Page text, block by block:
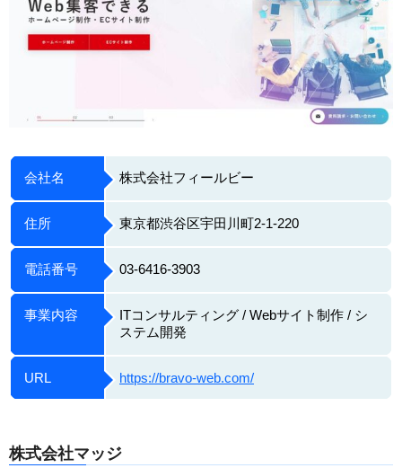
会社名 株式会社フィールビー
住所 東京都渋谷区宇田川町2-1-220
電話番号 03-6416-3903
事業内容
ITコンサルティング / Webサイト制作 / シ
ステム開発
URL https://bravo-web.com/
株式会社マッジ